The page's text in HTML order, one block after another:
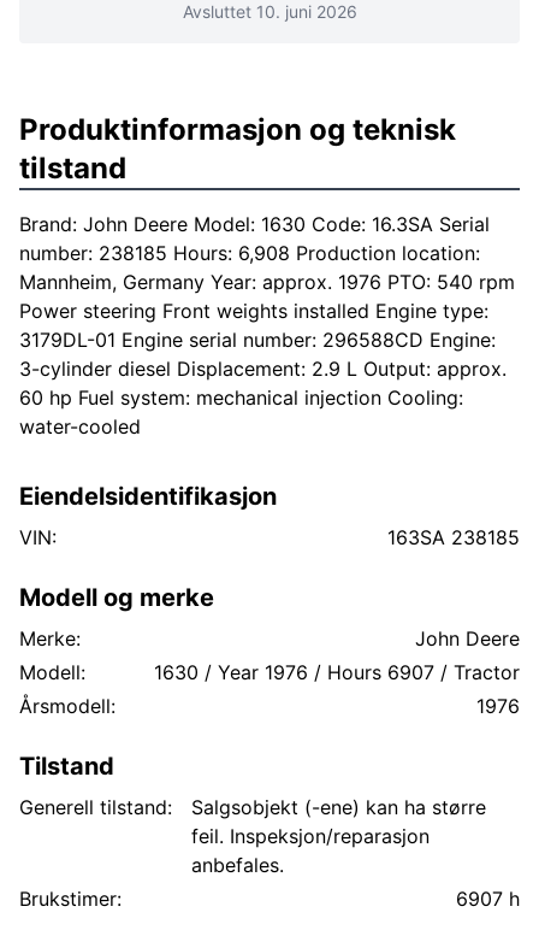
Avsluttet 10. juni 2026
Produktinformasjon og teknisk
tilstand
Brand: John Deere Model: 1630 Code: 16.3SA Serial
number: 238185 Hours: 6,908 Production location:
Mannheim, Germany Year: approx. 1976 PTO: 540 rpm
Power steering Front weights installed Engine type:
3179DL-01 Engine serial number: 296588CD Engine:
3-cylinder diesel Displacement: 2.9 L Output: approx.
60 hp Fuel system: mechanical injection Cooling:
water-cooled
Eiendelsidentifikasjon
VIN: 163SA 238185
Modell og merke
Merke:
John Deere
Modell:
1630 / Year 1976 / Hours 6907 / Tractor
Årsmodell:
1976
Tilstand
Generell tilstand:
Salgsobjekt (-ene) kan ha større
feil. Inspeksjon/reparasjon
anbefales.
Brukstimer:
6907 h